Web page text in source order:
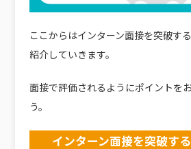
ここからはインターン面接を突破す
紹介していきます。
面接で評価されるようにポイントを
う。
インターン面接を突破す